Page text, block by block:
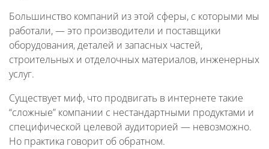
Большинство компаний из этой сферы, с которыми мы
работали, — это производители и поставщики
оборудования, деталей и запасных частей,
строительных и отделочных материалов, инженерных
услуг.
Существует миф, что продвигать в интернете такие
“сложные” компании с нестандартными продуктами и
специфической целевой аудиторией — невозможно.
Но практика говорит об обратном.